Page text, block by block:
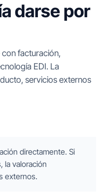
darse por
con facturación,
EDI. La
servicios externos
directamente. Si
la valoración
externos.